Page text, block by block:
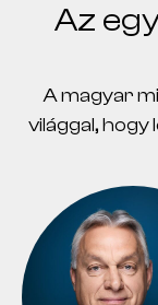
Az
A magyar
világgal,